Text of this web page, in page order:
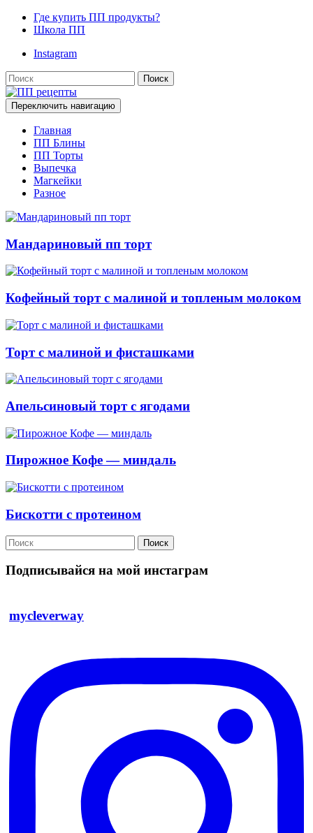
Где купить ПП продукты?
Школа ПП
Instagram
Поиск
Переключить навигацию
Главная
ПП Блины
ПП Торты
Выпечка
Магкейки
Разное
Мандариновый пп торт
Кофейный торт с малиной и топленым молоком
Торт с малиной и фисташками
Апельсиновый торт с ягодами
Пирожное Кофе — миндаль
Бискотти с протеином
Поиск
Подписывайся на мой инстаграм
mycleverway